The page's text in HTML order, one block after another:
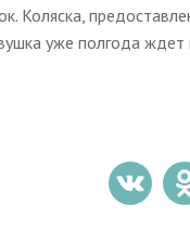
Коляска,
уже полгода